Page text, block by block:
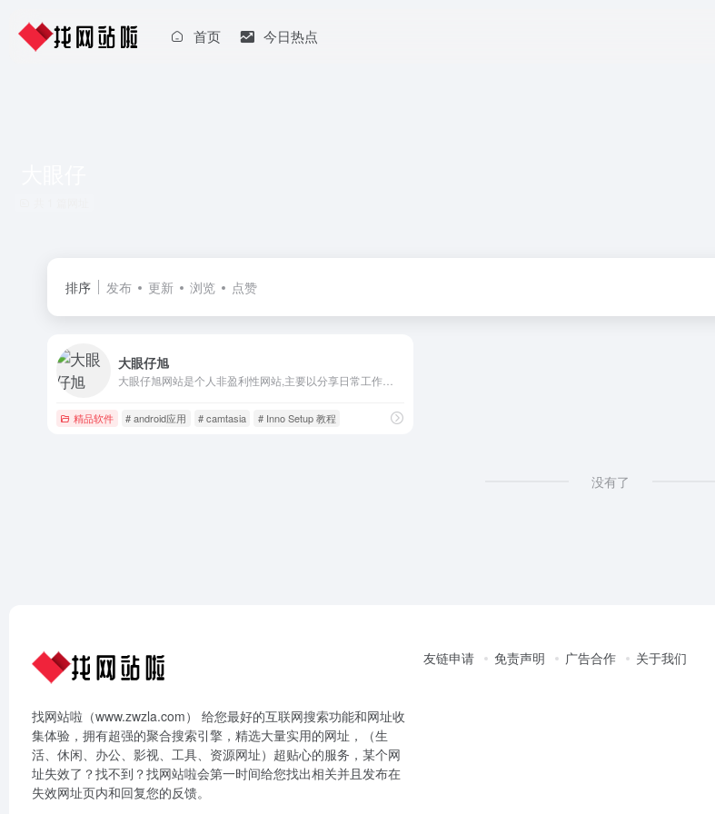
首页 今日热点
排序 发布 更新 浏览 点赞
大眼仔旭
精品软件 # android应用 # camtasia # Inno Setup 教程
没有了
找网站啦（www.zwzla.com） 给您最好的互联网搜索功能和网址收
集体验，拥有超强的聚合搜索引擎，精选大量实用的网址，（生
活、休闲、办公、影视、工具、资源网址）超贴心的服务，某个网
址失效了？找不到？找网站啦会第一时间给您找出相关并且发布在
失效网址页内和回复您的反馈。
友链申请 免责声明 广告合作 关于我们